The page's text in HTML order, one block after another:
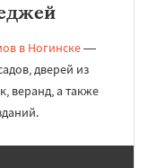
в Ногинске—
дверей из
веранд, а также